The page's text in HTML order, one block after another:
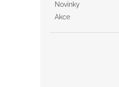
Novinky
Akce